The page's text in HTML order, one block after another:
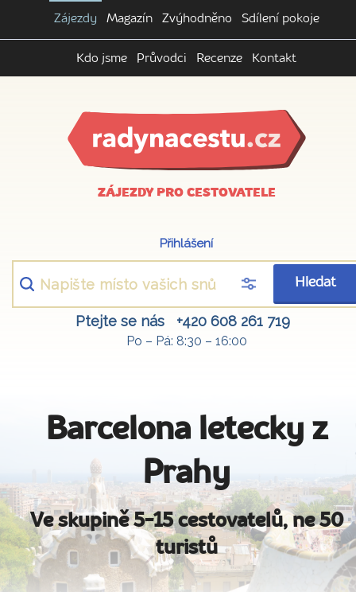
Zájezdy Magazín Zvýhodněno Sdílení pokoje
Kdo jsme Průvodci Recenze Kontakt
ZÁJEZDY PRO CESTOVATELE
Přihlášení
Hledat
Ptejte se nás +420 608 261 719
Po – Pá: 8:30 – 16:00
Barcelona letecky z
Prahy
Ve skupině 5-15 cestovatelů, ne 50
turistů